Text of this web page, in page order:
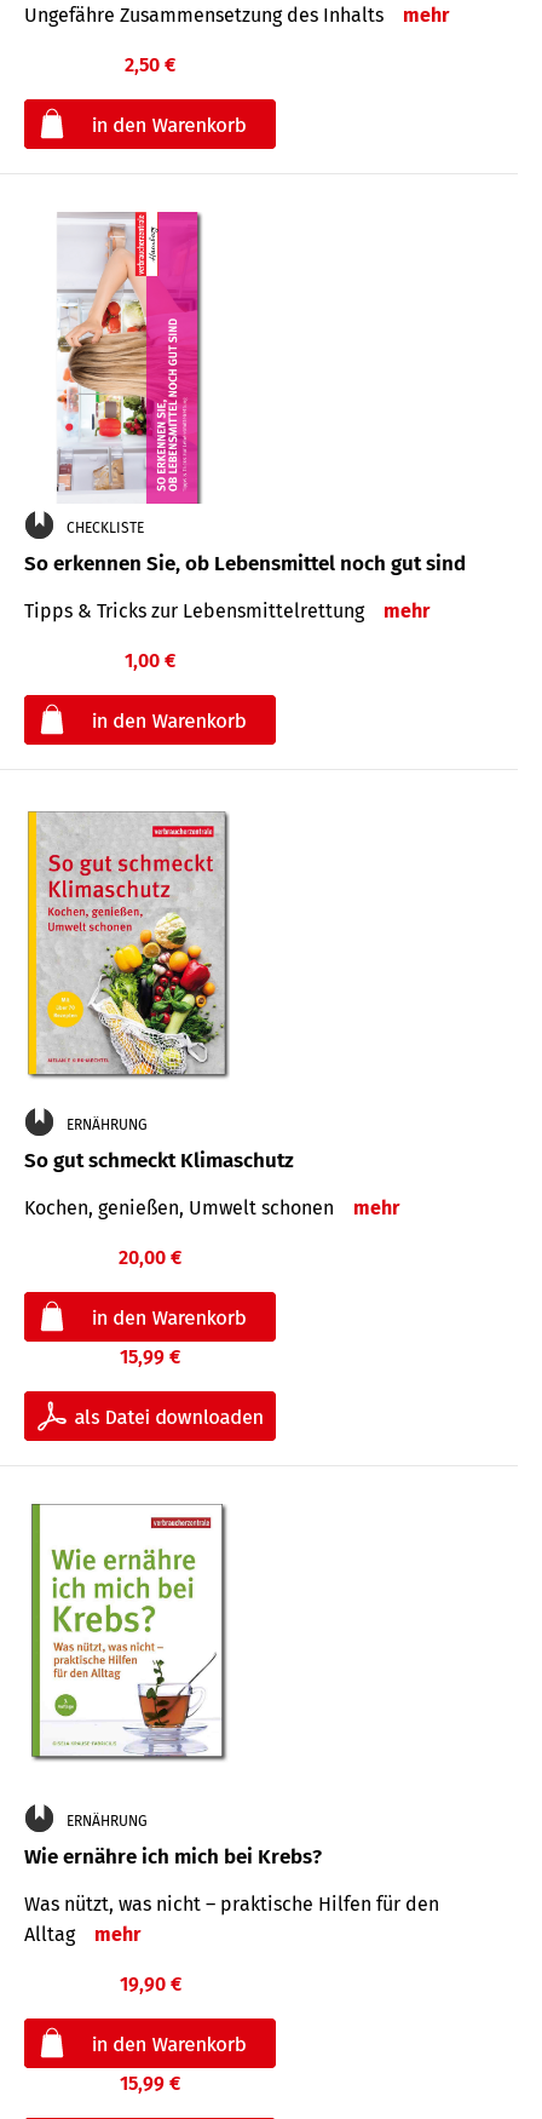
Ungefähre Zusammensetzung des Inhalts mehr
2,50 €
CHECKLISTE
So erkennen Sie, ob Lebensmittel noch gut sind
Tipps & Tricks zur Lebensmittelrettung mehr
1,00 €
ERNÄHRUNG
So gut schmeckt Klimaschutz
Kochen, genießen, Umwelt schonen mehr
20,00 €
15,99 €
ERNÄHRUNG
Wie ernähre ich mich bei Krebs?
Was nützt, was nicht – praktische Hilfen für den
Alltag
mehr
19,90 €
15,99 €